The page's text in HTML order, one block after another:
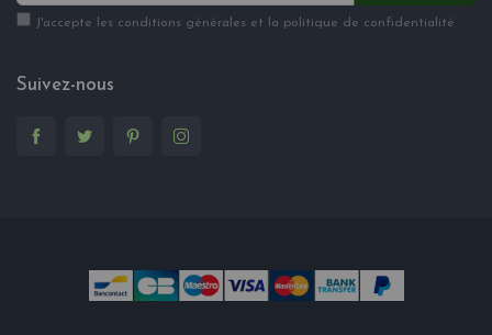
J'accepte les conditions générales et la politique de confidentialité
Suivez-nous